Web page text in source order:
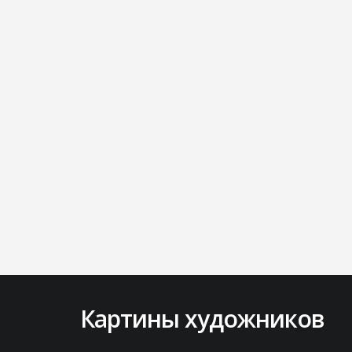
Картины художников
Lorem ipsum dolor sit amet, consectetur